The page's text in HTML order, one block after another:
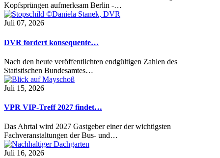
Kopfsprüngen aufmerksam Berlin -…
Juli 07, 2026
DVR fordert konsequente…
Nach den heute veröffentlichten endgültigen Zahlen des
Statistischen Bundesamtes…
Juli 15, 2026
VPR VIP-Treff 2027 findet…
Das Ahrtal wird 2027 Gastgeber einer der wichtigsten
Fachveranstaltungen der Bus- und…
Juli 16, 2026